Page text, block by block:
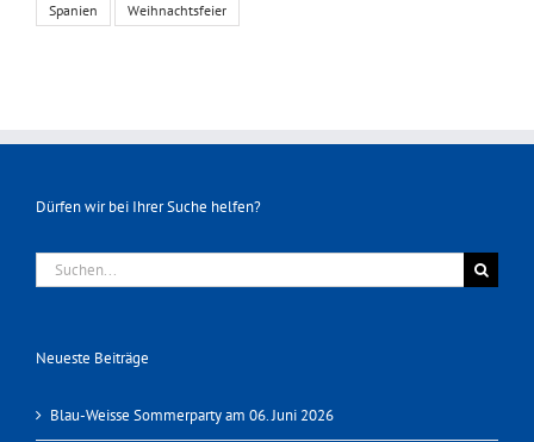
Spanien Weihnachtsfeier
Dürfen wir bei Ihrer Suche helfen?
Suche
nach:
Neueste Beiträge
Blau-Weisse Sommerparty am 06. Juni 2026